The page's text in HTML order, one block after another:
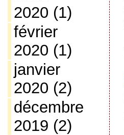
2020 (1)
février
2020 (1)
janvier
2020 (2)
décembre
2019 (2)